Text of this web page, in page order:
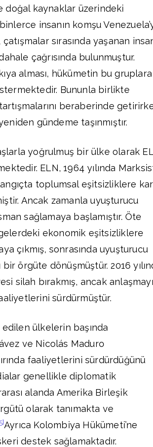
doğal kaynaklar üzerindeki
insanın komşu
sırasında yaşanan
çağrısında bulunmuştur.
alması, hükümetin bu gruplara
Bununla birlikte
beraberinde
gündeme taşınmıştır.
yoğrulmuş bir ülke olarak
ELN, 1964 yılında
toplumsal eşitsizliklere
Ancak zamanla uyuşturucu
sağlamaya başlamıştır. Öte
ekonomik eşitsizliklere
çıkmış, sonrasında uyuşturucu
örgüte dönüşmüştür. 2016
silah bırakmış, ancak anlaşmayı
sürdürmüştür.
ülkelerin başında
ve Nicolás Maduro
faaliyetlerini sürdürdüğünü
genellikle diplomatik
alanda Amerika Birleşik
olarak tanımakta ve
Ayrıca Kolombiya Hükümeti’ne
destek sağlamaktadır.